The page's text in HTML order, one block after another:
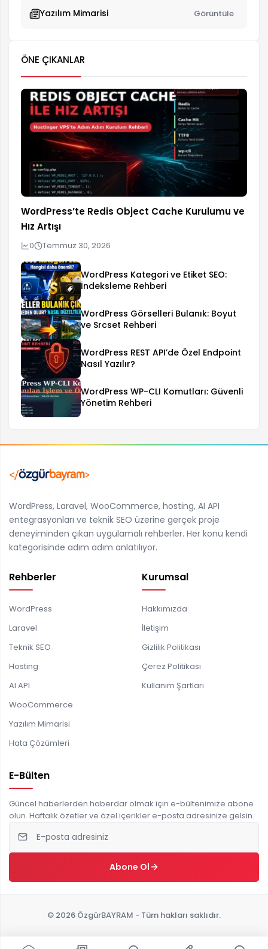
Yazılım Mimarisi Görüntüle
ÖNE ÇIKANLAR
WordPress’te Redis Object Cache Kurulumu ve
Hız Artışı
0 Temmuz 30, 2026
WordPress Kategori ve Etiket SEO:
İndeksleme Rehberi
WordPress Görselleri Bulanık: Boyut
ve Srcset Rehberi
WordPress REST API’de Özel Endpoint
Nasıl Yazılır?
WordPress WP-CLI Komutları: Güvenli
Yönetim Rehberi
WordPress, Laravel, WooCommerce, hosting, AI API
entegrasyonları ve teknik SEO üzerine gerçek proje
deneyiminden çıkan uygulamalı rehberler. Her konu kendi
kategorisinde adım adım anlatılıyor.
Rehberler
WordPress
Laravel
Teknik SEO
Hosting
AI API
WooCommerce
Yazılım Mimarisi
Hata Çözümleri
Kurumsal
Hakkımızda
İletişim
Gizlilik Politikası
Çerez Politikası
Kullanım Şartları
E-Bülten
Güncel haberlerden haberdar olmak için e-bültenimize abone
olun. Haftalık özetler ve özel içerikler e-posta adresinize gelsin.
Abone Ol
© 2026 ÖzgürBAYRAM - Tüm hakları saklıdır.